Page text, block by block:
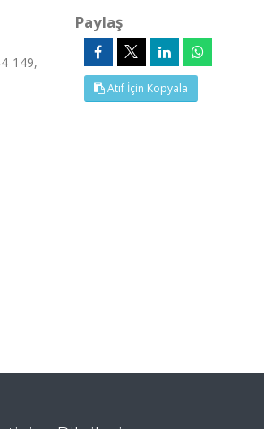
149,
Paylaş
Atıf İçin Kopyala